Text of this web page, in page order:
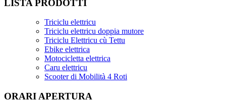
LISTA PRODOTTI
Triciclu elettricu
Triciclu elettricu doppia mutore
Triciclu Elettricu cù Tettu
Ebike elettrica
Motocicletta elettrica
Caru elettricu
Scooter di Mobilità 4 Roti
ORARI APERTURA